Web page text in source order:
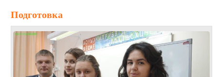
Подготовка